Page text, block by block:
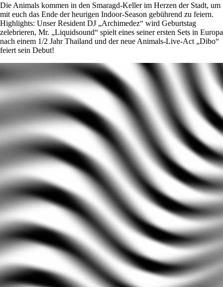
Die Animals kommen in den Smaragd-Keller im Herzen der Stadt, um
mit euch das Ende der heurigen Indoor-Season gebührend zu feiern.
Highlights: Unser Resident DJ „Archimedez“ wird Geburtstag
zelebrieren, Mr. „Liquidsound“ spielt eines seiner ersten Sets in Europa
nach einem 1/2 Jahr Thailand und der neue Animals-Live-Act „Dibo“
feiert sein Debut!